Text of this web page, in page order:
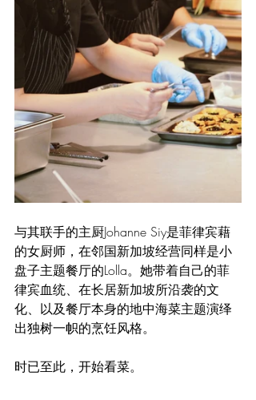
与其联手的主厨Johanne Siy是菲律宾藉
的女厨师，在邻国新加坡经营同样是小
盘子主题餐厅的Lolla。她带着自己的菲
律宾血统、在长居新加坡所沿袭的文
化、以及餐厅本身的地中海菜主题演绎
出独树一帜的烹饪风格。
时已至此，开始看菜。